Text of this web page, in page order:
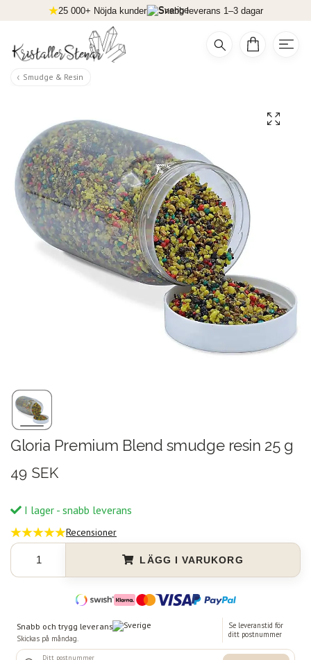
25 000+ Nöjda kunder Snabb leverans 1–3 dagar
Smudge & Resin
Gloria Premium Blend smudge resin 25 g
49 SEK
I lager - snabb leverans
Recensioner
LÄGG I VARUKORG